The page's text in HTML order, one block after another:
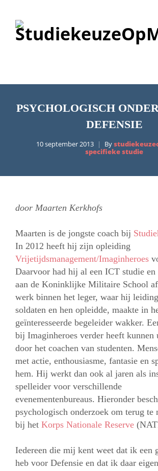
PSYCHOLOGISCH
DEFENSIE
10 september 2013 By
specifieke studie
door Maarten Kerkhofs
Maarten is de jongste coach bij
In 2012 heeft hij zijn opleiding
Vrijetijdsmanagement/Imaginheroes
Daarvoor had hij al een ICT studie en
aan de Koninklijke Militaire School
werk binnen het leger, waar hij
soldaten en hen opleidde, maakte in
geïnteresseerde begeleider wakker.
bij Imaginheroes verder heeft kunnen
door het coachen van studenten.
met actie, enthousiasme, fantasie en
hem. Hij werkt dan ook al jaren als
spelleider voor verschillende
evenementenbureaus. Hieronder
psychologisch onderzoek om terug te
bij het Korps Nationale Reserve
Iedereen die mij kent weet dat ik een
heb voor Defensie en dat ik daar